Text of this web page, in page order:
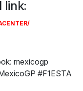
link:
mexicogp
#F1ESTA